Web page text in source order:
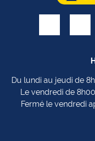
Du lundi au jeudi de
Le vendredi de
Fermé le vendredi